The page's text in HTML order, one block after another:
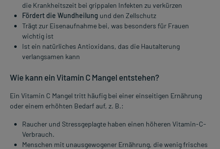
die Krankheitszeit bei grippalen Infekten zu verkürzen
Fördert die Wundheilung und den Zellschutz
Trägt zur Eisenaufnahme bei, was besonders für Frauen
wichtig ist
Ist ein natürliches Antioxidans, das die Hautalterung
verlangsamen kann
Wie kann ein Vitamin C Mangel entstehen?
Ein Vitamin C Mangel tritt häufig bei einer einseitigen Ernährung
oder einem erhöhten Bedarf auf, z. B.:
Raucher und Stressgeplagte haben einen höheren Vitamin-C-
Verbrauch.
Menschen mit unausgewogener Ernährung, die wenig frisches